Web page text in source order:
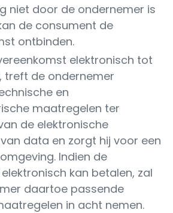
niet door de ondernemer is
de consument de
ontbinden.
elektronisch tot
treft de ondernemer
en
maatregelen ter
de elektronische
data en zorgt hij voor een
Indien de
kan betalen, zal
daartoe passende
in acht nemen.